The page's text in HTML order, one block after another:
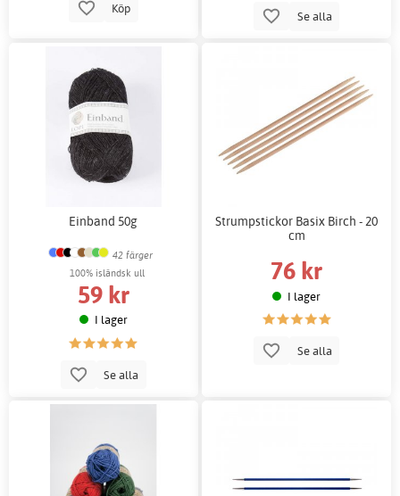
Köp
Se alla
Einband 50g
42 färger
100% isländsk ull
59 kr
I lager
Se alla
Strumpstickor Basix Birch - 20
cm
76 kr
I lager
Se alla